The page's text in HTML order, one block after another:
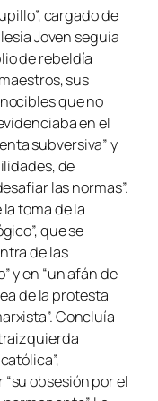
cargado de
Joven seguía
de rebeldía
sus
que no
en el
subversiva” y
de
las normas”.
toma de la
que se
de las
y en “un afán de
de la protesta
Concluía
obsesión por el